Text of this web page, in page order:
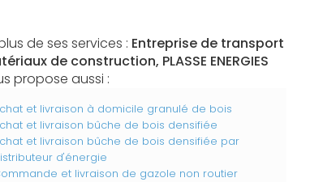
de ses services : Entreprise de transport
de construction, PLASSE ENERGIES
propose aussi :
et livraison à domicile granulé de bois
et livraison bûche de bois densifiée
et livraison bûche de bois densifiée par
d'énergie
et livraison de gazole non routier